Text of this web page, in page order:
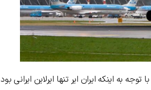
تحریم کرد. با توجه به اینکه ایران ایر تنها ایرلاین ایرانی بود